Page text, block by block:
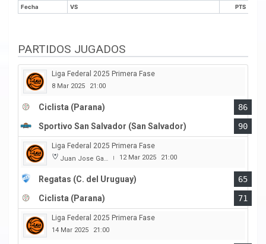
Fecha VS PTS
Fecha VS PTS
PARTIDOS JUGADOS
Liga Federal 2025 Primera Fase
8 Mar 2025 21:00
Ciclista (Parana)
86
Sportivo San Salvador (San Salvador)
90
Liga Federal 2025 Primera Fase
Juan Jose Garro | 12 Mar 2025 21:00
Regatas (C. del Uruguay)
65
Ciclista (Parana)
71
Liga Federal 2025 Primera Fase
14 Mar 2025 21:00